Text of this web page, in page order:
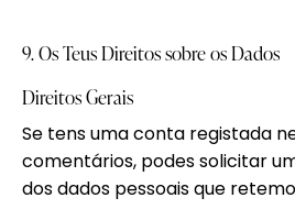
9. Os Teus Direitos sobre os Dados
Direitos Gerais
Se tens uma conta registada
comentários, podes solicitar
dos dados pessoais que